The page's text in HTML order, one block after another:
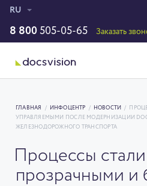
RU
8 800 505-05-65 Заказать
ГЛАВНАЯ / ИНФОЦЕНТР / НОВОСТИ /
УПРАВЛЯЕМЫМИ ПОСЛЕ МОДЕРНИЗАЦИИ
ЖЕЛЕЗНОДОРОЖНОГО ТРАНСПОРТА
Процессы стали
прозрачными и